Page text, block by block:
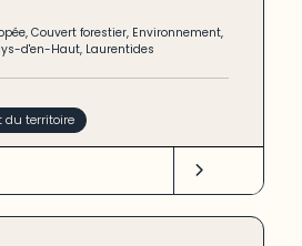
,Couvert forestier, Environnement,
d'en-Haut, Laurentides
territoire